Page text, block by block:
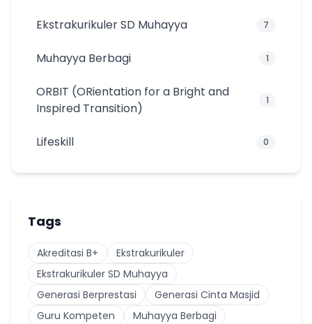
Ekstrakurikuler SD Muhayya 7
Muhayya Berbagi 1
ORBIT (ORientation for a Bright and
Inspired Transition)
1
Lifeskill 0
Tags
Akreditasi B+
Ekstrakurikuler
Ekstrakurikuler SD Muhayya
Generasi Berprestasi
Generasi Cinta Masjid
Guru Kompeten
Muhayya Berbagi